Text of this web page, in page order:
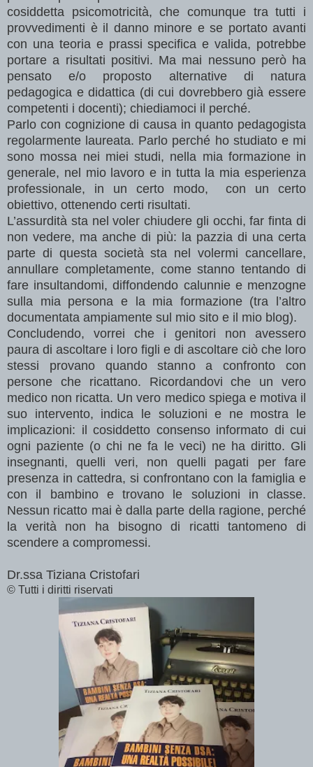
cosiddetta psicomotricità, che comunque tra tutti i
provvedimenti è il danno minore e se portato avanti
con una teoria e prassi specifica e valida, potrebbe
portare a risultati positivi. Ma mai nessuno però ha
pensato e/o proposto alternative di natura
pedagogica e didattica (di cui dovrebbero già essere
competenti i docenti); chiediamoci il perché.
Parlo con cognizione di causa in quanto pedagogista
regolarmente laureata. Parlo perché ho studiato e mi
sono mossa nei miei studi, nella mia formazione in
generale, nel mio lavoro e in tutta la mia esperienza
professionale, in un certo modo, con un certo
obiettivo, ottenendo certi risultati.
L’assurdità sta nel voler chiudere gli occhi, far finta di
non vedere, ma anche di più: la pazzia di una certa
parte di questa società sta nel volermi cancellare,
annullare completamente, come stanno tentando di
fare insultandomi, diffondendo calunnie e menzogne
sulla mia persona e la mia formazione (tra l’altro
documentata ampiamente sul mio sito e il mio blog).
Concludendo, vorrei che i genitori non avessero
paura di ascoltare i loro figli e di ascoltare ciò che loro
stessi provano quando stanno a confronto con
persone che ricattano. Ricordandovi che un vero
medico non ricatta. Un vero medico spiega e motiva il
suo intervento, indica le soluzioni e ne mostra le
implicazioni: il cosiddetto consenso informato di cui
ogni paziente (o chi ne fa le veci) ne ha diritto. Gli
insegnanti, quelli veri, non quelli pagati per fare
presenza in cattedra, si confrontano con la famiglia e
con il bambino e trovano le soluzioni in classe.
Nessun ricatto mai è dalla parte della ragione, perché
la verità non ha bisogno di ricatti tantomeno di
scendere a compromessi.
Dr.ssa Tiziana Cristofari
© Tutti i diritti riservati